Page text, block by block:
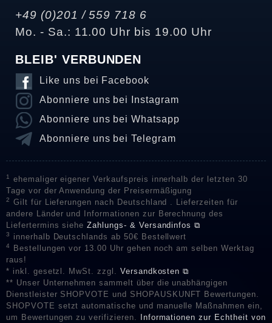
+49 (0)201 / 559 718 6
Mo. - Sa.: 11.00 Uhr bis 19.00 Uhr
BLEIB' VERBUNDEN
Like uns bei Facebook
Abonniere uns bei Instagram
Abonniere uns bei Whatsapp
Abonniere uns bei Telegram
1
ehemaliger eigener Verkaufspreis innerhalb der letzten 30
Tage vor der Anwendung der Preisermäßigung
2
Gilt für Lieferungen nach Deutschland . Lieferzeiten für
andere Länder und Informationen zur Berechnung des
Liefertermins sieheZahlungs- & Versandinfos ⧉
3 innerhalb Deutschlands ab 50€ Bestellwert
4
Bestellungen vor 13.00 Uhr gehen noch am selben Werktag
raus!
* inkl. gesetzl. MwSt. zzgl. Versandkosten ⧉
** Unser Unternehmen sammelt über die unabhängigen
Dienstleister SHOPVOTE und SHOPAUSKUNFT Bewertungen.
SHOPVOTE setzt automatische und manuelle Maßnahmen ein,
um Bewertungen zu verifizieren.
Informationen zur Echtheit von